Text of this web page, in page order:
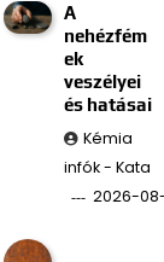
A
nehézfém
ek
veszélyei
és hatásai
Kémia
infók - Kata
2026-